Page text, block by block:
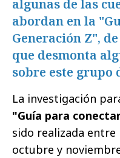
algunas de las
abordan en la
Generación Z",
que desmonta
sobre este grupo
La investigación
"Guía para
sido realizada
octubre y